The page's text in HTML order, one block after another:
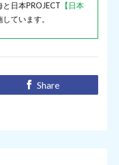
日本PROJECT 【日本
ています。
Share